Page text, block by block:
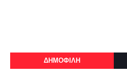
ΔΗΜΟΦΙΛΗ